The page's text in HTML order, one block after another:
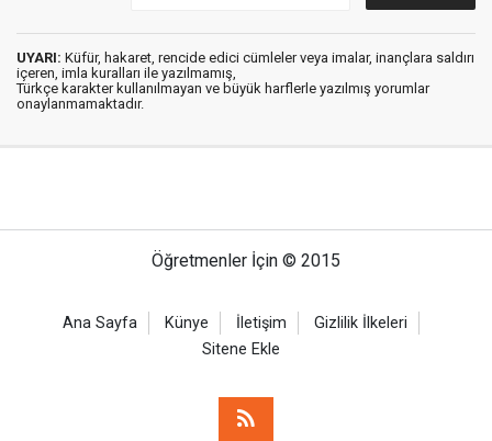
UYARI: Küfür, hakaret, rencide edici cümleler veya imalar, inançlara saldırı
içeren, imla kuralları ile yazılmamış,
Türkçe karakter kullanılmayan ve büyük harflerle yazılmış yorumlar
onaylanmamaktadır.
Öğretmenler İçin © 2015
Ana Sayfa Künye İletişim
Gizlilik İlkeleri
Sitene Ekle